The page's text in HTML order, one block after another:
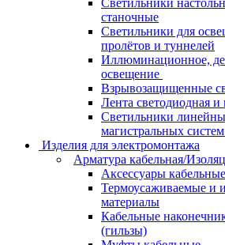
Светильники
станочные
Светильники для
пролётов и туннелей
Иллюминационное,
освещение
Взрывозащищенные
Лента светодиодная
Светильники
магистральных
Изделия для электромонтажа
Арматура кабельная/
Аксессуары кабельные
Термоусаживаемые и
материалы
Кабельные
(гильзы)